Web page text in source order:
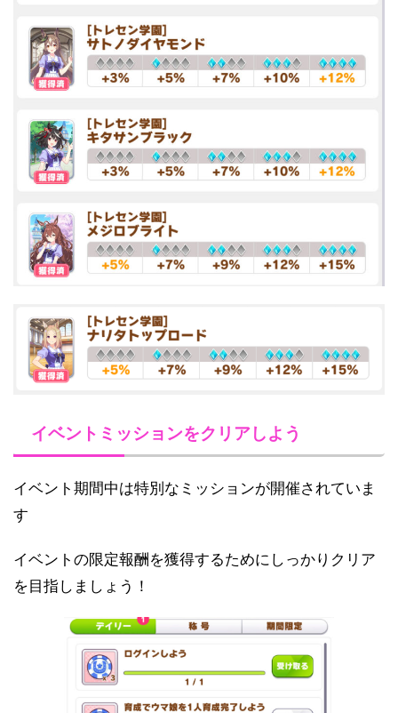
イベントミッションをクリアしよう
イベント期間中は特別なミッションが開催されていま
す
イベントの限定報酬を獲得するためにしっかりクリア
を目指しましょう！